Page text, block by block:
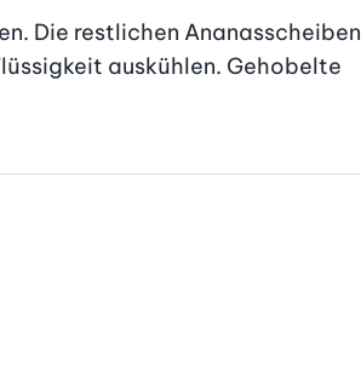
Die restlichen Ananasscheiben
auskühlen. Gehobelte